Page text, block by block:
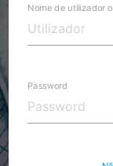
Nome de utilizador
Password